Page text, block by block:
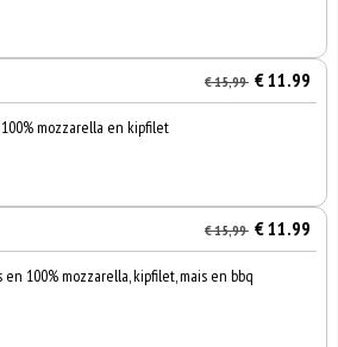
€ 15,99 € 11.99
mozzarella en kipfilet
€ 15,99 € 11.99
100% mozzarella, kipfilet, mais en bbq